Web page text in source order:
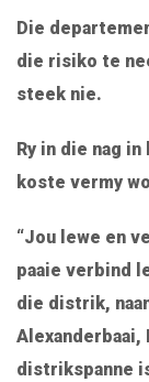
Die
die risiko te
steek nie.
Ry in die nag
koste vermy
“Jou lewe en
paaie verbind
die distrik,
Alexanderbaai,
distrikspanne